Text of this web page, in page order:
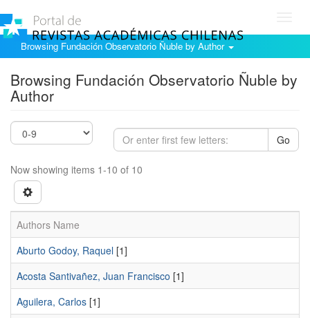
Browsing Fundación Observatorio Ñuble by Author
Browsing Fundación Observatorio Ñuble by
Author
Go
Now showing items 1-10 of 10
Authors Name
Aburto Godoy, Raquel [1]
Acosta Santivañez, Juan Francisco [1]
Aguilera, Carlos [1]